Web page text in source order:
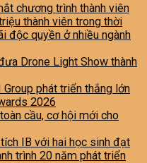
chương trình thành viên
thành viên trong thời
độc quyền ở nhiều ngành
Drone Light Show thành
phát triển thắng lớn
2026
cầu, cơ hội mới cho
IB với hai học sinh đạt
trình 20 năm phát triển